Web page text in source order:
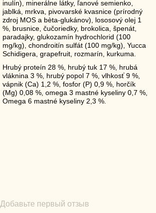
inulín), minerálne látky, ľanové semienko,
jablká, mrkva, pivovarské kvasnice (prírodný
zdroj MOS a bèta-glukánov), lososový olej 1
%, brusnice, čučoriedky, brokolica, špenát,
paradajky, glukozamín hydrochlorid (100
mg/kg), chondroitín sulfát (100 mg/kg), Yucca
Schidigera, grapefruit, rozmarín, kurkuma.
Hrubý proteín 28 %, hrubý tuk 17 %, hrubá
vláknina 3 %, hrubý popol 7 %, vlhkosť 9 %,
vápnik (Ca) 1,2 %, fosfor (P) 0,9 %, horčík
(Mg) 0,08 %, omega 3 mastné kyseliny 0,7 %,
Omega 6 mastné kyseliny 2,3 %.
Добавьте первый отзыв